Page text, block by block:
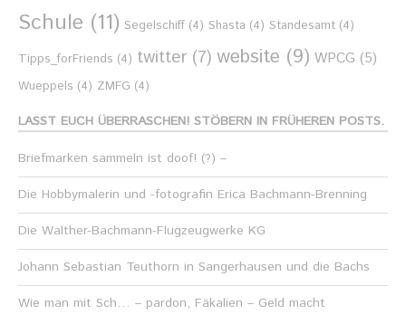
Schule (11) Segelschiff (4) Shasta (4) Standesamt (4)
Tipps_forFriends (4) twitter (7) website (9) WPCG (5)
Wueppels (4) ZMFG (4)
LASST EUCH ÜBERRASCHEN! STÖBERN IN FRÜHEREN POSTS.
Briefmarken sammeln ist doof! (?) –
Die Hobbymalerin und -fotografin Erica Bachmann-Brenning
Die Walther-Bachmann-Flugzeugwerke KG
Johann Sebastian Teuthorn in Sangerhausen und die Bachs
Wie man mit Sch… – pardon, Fäkalien – Geld macht